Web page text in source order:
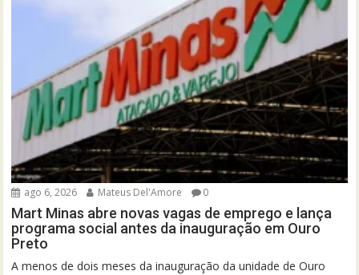
ago 6, 2026 Mateus Del'Amore 0
Mart Minas abre novas vagas de emprego e lança
programa social antes da inauguração em Ouro
Preto
A menos de dois meses da inauguração da unidade de Ouro